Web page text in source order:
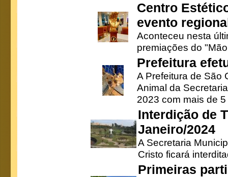
Centro
evento
Aconteceu nesta
premiações do
Prefeitura
A Prefeitura de São
Animal da
2023 com mais de 5
Interdição de
Janeiro/2024
A Secretaria
Cristo ficará
Primeiras